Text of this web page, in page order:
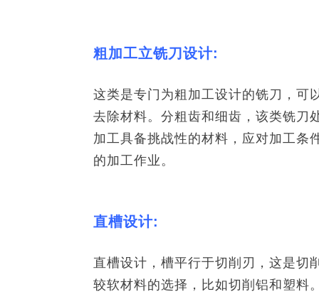
粗加工立铣刀设计:
这类是专门为粗加工设计的铣刀，可
去除材料。分粗齿和细齿，该类铣刀
加工具备挑战性的材料，应对加工条
的加工作业。
直槽设计:
直槽设计，槽平行于切削刃，这是切
较软材料的选择，比如切削铝和塑料